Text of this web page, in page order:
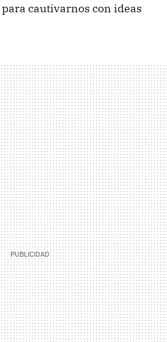
para cautivarnos con ideas